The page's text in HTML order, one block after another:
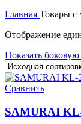
Главная Товары с
Отображение
Показать боковую
Сравнить
SAMURAI